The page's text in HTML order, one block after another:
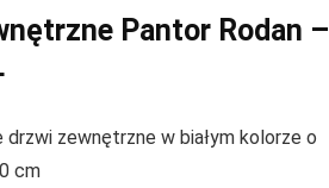
Pantor Rodan –
drzwi zewnętrzne w białym kolorze o
cm